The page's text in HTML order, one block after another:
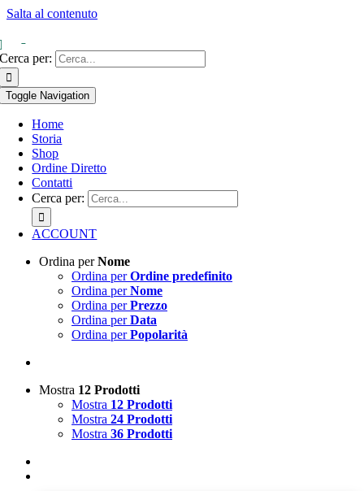
Salta al contenuto
Cerca per:
Toggle Navigation
Home
Storia
Shop
Ordine Diretto
Contatti
Cerca per:
ACCOUNT
Ordina perNome
Ordina perOrdine predefinito
Ordina perNome
Ordina perPrezzo
Ordina perData
Ordina perPopolarità
Mostra 12 Prodotti
Mostra 12 Prodotti
Mostra 24 Prodotti
Mostra 36 Prodotti